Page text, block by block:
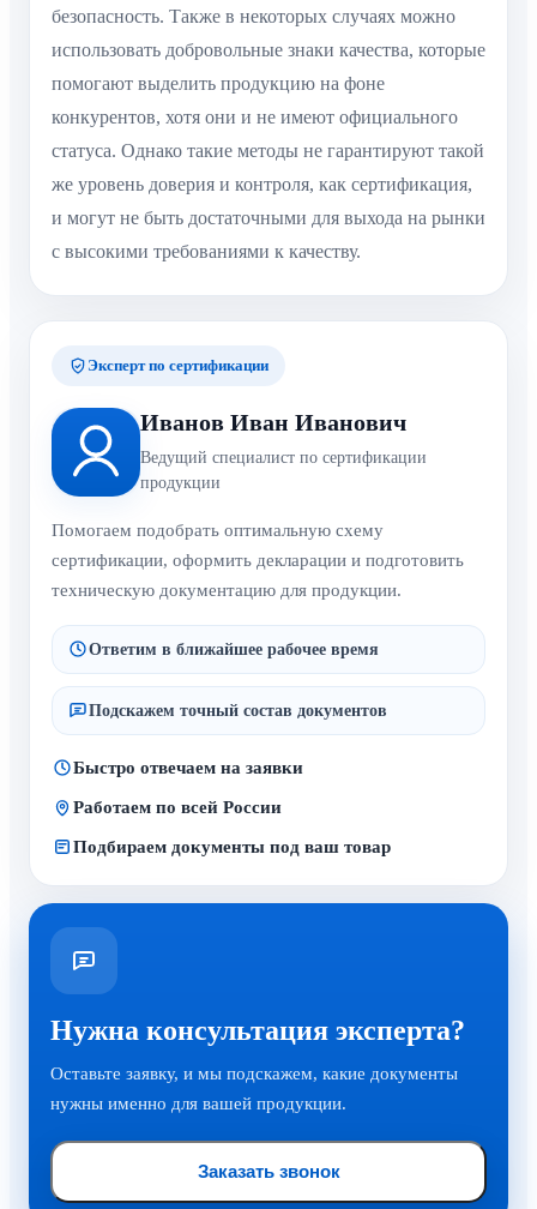
безопасность. Также в некоторых случаях можно
использовать добровольные знаки качества, которые
помогают выделить продукцию на фоне
конкурентов, хотя они и не имеют официального
статуса. Однако такие методы не гарантируют такой
же уровень доверия и контроля, как сертификация,
и могут не быть достаточными для выхода на рынки
с высокими требованиями к качеству.
Эксперт по сертификации
Иванов Иван Иванович
Ведущий специалист по сертификации
продукции
Помогаем подобрать оптимальную схему
сертификации, оформить декларации и подготовить
техническую документацию для продукции.
Ответим в ближайшее рабочее время
Подскажем точный состав документов
Быстро отвечаем на заявки
Работаем по всей России
Подбираем документы под ваш товар
Нужна консультация эксперта?
Оставьте заявку, и мы подскажем, какие документы
нужны именно для вашей продукции.
Заказать звонок